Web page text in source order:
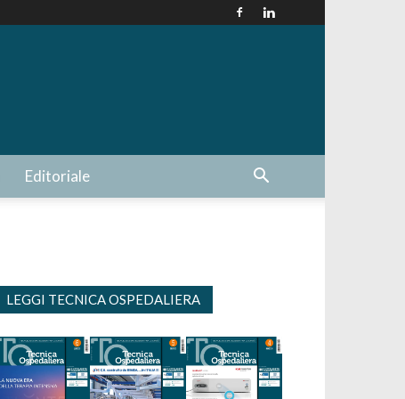
Editoriale
LEGGI TECNICA OSPEDALIERA